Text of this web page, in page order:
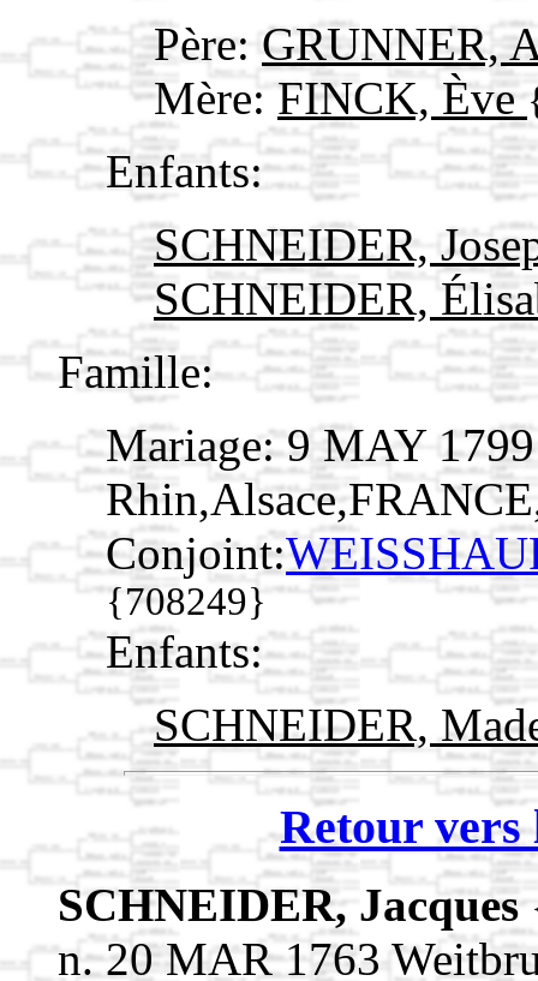
Père: GRUNNER,
Mère:FINCK, Ève
Enfants:
SCHNEIDER,
SCHNEIDER,
Famille:
Mariage: 9 MAY
Conjoint:
{708249}
Enfants:
SCHNEIDER,
Retour vers
SCHNEIDER, Jacques
n. 20 MAR 1763